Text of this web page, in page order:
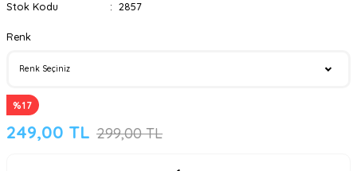
Stok Kodu
2857
Renk
%17
249,00 TL 299,00 TL